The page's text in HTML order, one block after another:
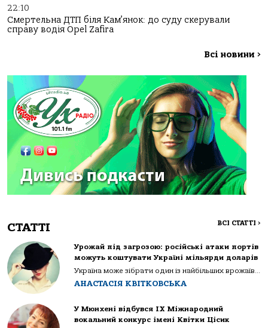
22:10
Смертельна ДТП біля Кам’янок: до суду скерували
справу водія Opel Zafira
Всі новини >
СТАТТІ ВСІ СТАТТІ >
Урожай під загрозою: російські атаки портів
можуть коштувати Україні мільярди доларів
Україна може зібрати один із найбільших врожаїв...
АНАСТАСІЯ КВІТКОВСЬКА
У Мюнхені відбувся IX Міжнародний
вокальний конкурс імені Квітки Цісик